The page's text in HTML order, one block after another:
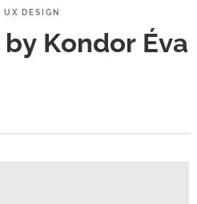
UX DESIGN
by Kondor Éva